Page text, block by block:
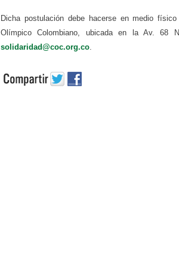
Dicha postulación debe hacerse en medio
Olímpico Colombiano, ubicada en la Av. 68
solidaridad@coc.org.co.